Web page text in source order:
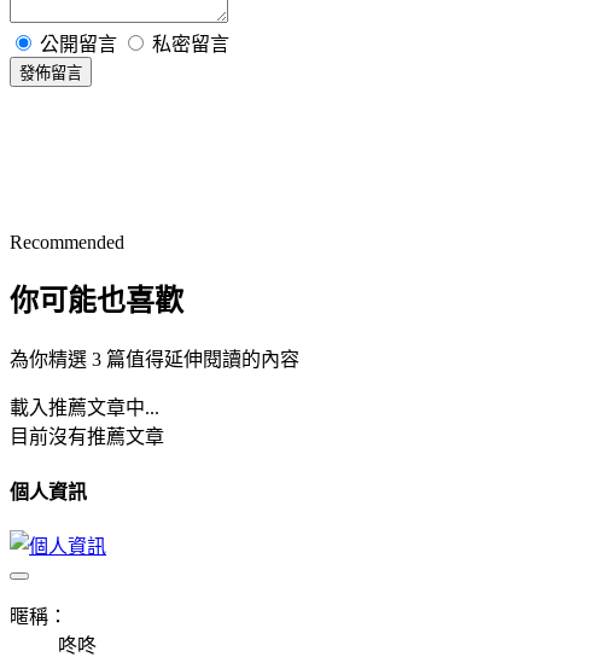
公開留言 私密留言
發佈留言
Recommended
你可能也喜歡
為你精選 3 篇值得延伸閱讀的內容
載入推薦文章中...
目前沒有推薦文章
個人資訊
暱稱：
咚咚